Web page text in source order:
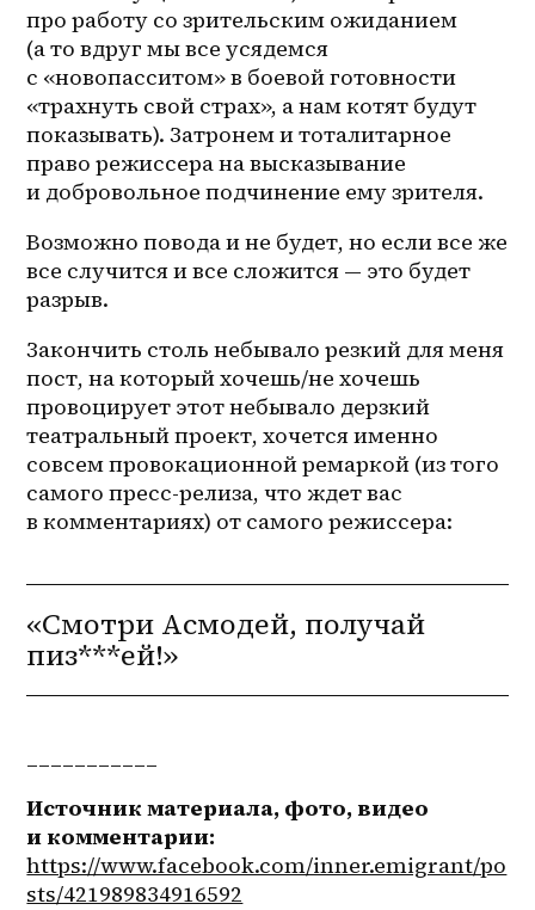
про работу со зрительским ожиданием
(а то вдруг мы все усядемся
с «новопасситом» в боевой готовности
«трахнуть свой страх», а нам котят будут
показывать). Затронем и тоталитарное
право режиссера на высказывание
и добровольное подчинение ему зрителя.
Возможно повода и не будет, но если все же
все случится и все сложится — это будет
разрыв.
Закончить столь небывало резкий для меня
пост, на который хочешь/не хочешь
провоцирует этот небывало дерзкий
театральный проект, хочется именно
совсем провокационной ремаркой (из того
самого пресс-релиза, что ждет вас
в комментариях) от самого режиссера:
«Смотри Асмодей, получай
пиз***ей!»
Источник материала, фото, видео
и комментарии:
https://www.facebook.com/inner.emigrant/po
sts/421989834916592